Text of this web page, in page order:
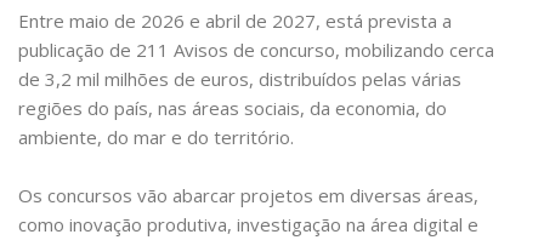
Entre maio de 2026 e abril de 2027, está prevista a
publicação de 211 Avisos de concurso, mobilizando cerca
de 3,2 mil milhões de euros, distribuídos pelas várias
regiões do país, nas áreas sociais, da economia, do
ambiente, do mar e do território.
Os concursos vão abarcar projetos em diversas áreas,
como inovação produtiva, investigação na área digital e